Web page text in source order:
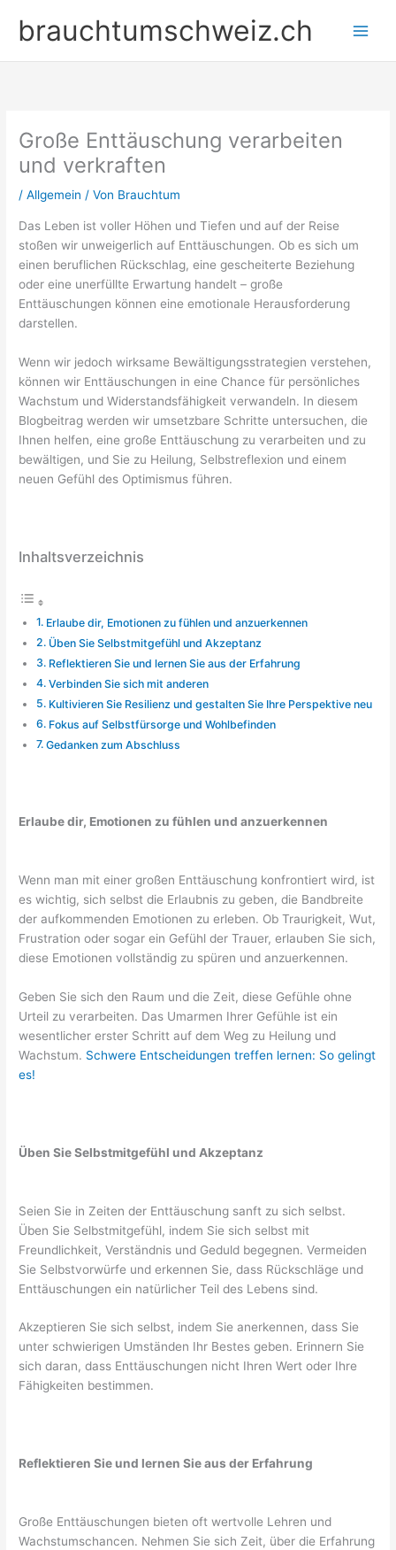
Inhaltbrauchtumschweiz.ch
Große Enttäuschung verarbeiten
und verkraften
/Allgemein / Von Brauchtum
Das Leben ist voller Höhen und Tiefen und auf der Reise
stoßen wir unweigerlich auf Enttäuschungen. Ob es sich um
einen beruflichen Rückschlag, eine gescheiterte Beziehung
oder eine unerfüllte Erwartung handelt – große
Enttäuschungen können eine emotionale Herausforderung
darstellen.
Wenn wir jedoch wirksame Bewältigungsstrategien verstehen,
können wir Enttäuschungen in eine Chance für persönliches
Wachstum und Widerstandsfähigkeit verwandeln. In diesem
Blogbeitrag werden wir umsetzbare Schritte untersuchen, die
Ihnen helfen, eine große Enttäuschung zu verarbeiten und zu
bewältigen, und Sie zu Heilung, Selbstreflexion und einem
neuen Gefühl des Optimismus führen.
Inhaltsverzeichnis
Erlaube dir, Emotionen zu fühlen und anzuerkennen
Üben Sie Selbstmitgefühl und Akzeptanz
Reflektieren Sie und lernen Sie aus der Erfahrung
Verbinden Sie sich mit anderen
Kultivieren Sie Resilienz und gestalten Sie Ihre Perspektive neu
Fokus auf Selbstfürsorge und Wohlbefinden
Gedanken zum Abschluss
Erlaube dir, Emotionen zu fühlen und anzuerkennen
Wenn man mit einer großen Enttäuschung konfrontiert wird, ist
es wichtig, sich selbst die Erlaubnis zu geben, die Bandbreite
der aufkommenden Emotionen zu erleben. Ob Traurigkeit, Wut,
Frustration oder sogar ein Gefühl der Trauer, erlauben Sie sich,
diese Emotionen vollständig zu spüren und anzuerkennen.
Geben Sie sich den Raum und die Zeit, diese Gefühle ohne
Urteil zu verarbeiten. Das Umarmen Ihrer Gefühle ist ein
wesentlicher erster Schritt auf dem Weg zu Heilung und
Wachstum. Schwere Entscheidungen treffen lernen: So gelingt
es!
Üben Sie Selbstmitgefühl und Akzeptanz
Seien Sie in Zeiten der Enttäuschung sanft zu sich selbst.
Üben Sie Selbstmitgefühl, indem Sie sich selbst mit
Freundlichkeit, Verständnis und Geduld begegnen. Vermeiden
Sie Selbstvorwürfe und erkennen Sie, dass Rückschläge und
Enttäuschungen ein natürlicher Teil des Lebens sind.
Akzeptieren Sie sich selbst, indem Sie anerkennen, dass Sie
unter schwierigen Umständen Ihr Bestes geben. Erinnern Sie
sich daran, dass Enttäuschungen nicht Ihren Wert oder Ihre
Fähigkeiten bestimmen.
Reflektieren Sie und lernen Sie aus der Erfahrung
Große Enttäuschungen bieten oft wertvolle Lehren und
Wachstumschancen. Nehmen Sie sich Zeit, über die Erfahrung